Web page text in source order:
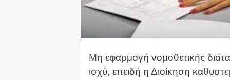
Μη εφαρμογή νομοθετικής
ισχύ, επειδή η Διοίκηση